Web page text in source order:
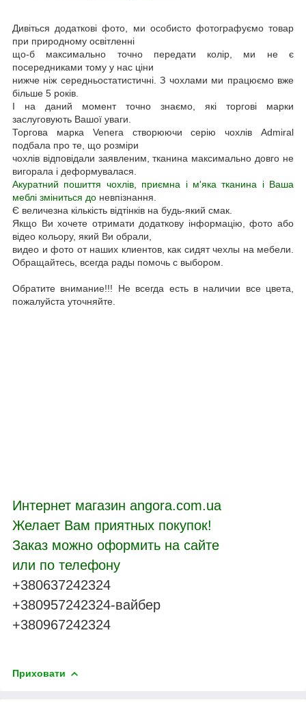
Дивіться додаткові фото, ми особисто фотографуємо товар
при природному освітленні
що-б максимально точно передати колір, ми не є
посередниками тому у нас ціни
нижче ніж середньостатистичні. З чохлами ми працюємо вже
більше 5 років.
І на даний момент точно знаємо, які торгові марки
заслуговують Вашої уваги.
Торгова марка Venera створюючи серію чохлів Admiral
подбала про те, що розміри
чохлів відповідали заявленим, тканина максимально довго не
вигорала і деформувалася.
Акуратний пошиття чохлів, приємна і м'яка тканина і Ваша
меблі зміниться до невпізнання.
Є величезна кількість відтінків на будь-який смак.
Якщо Ви хочете отримати додаткову інформацію, фото або
відео кольору, який Ви обрали,
видео и фото от наших клиентов, как сидят чехлы на мебели.
Обращайтесь, всегда рады помочь с выбором.
Обратите внимание!!! Не всегда есть в наличии все цвета,
пожалуйста уточняйте.
Интернет магазин angora.com.ua
Желает Вам приятных покупок!
Заказ можно оформить на сайте
или по телефону
+380637242324
+380957242324-вайбер
+380967242324
Приховати